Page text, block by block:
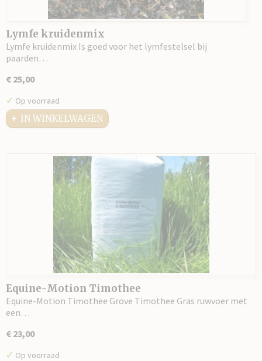
Lymfe kruidenmix
Lymfe kruidenmix Is goed voor het lymfestelsel bij
paarden…
€ 25,00
✓ Op voorraad
IN WINKELWAGEN
Equine-Motion Timothee
Equine-Motion Timothee Grove Timothee Gras ruwvoer met
een…
€ 23,00
✓ Op voorraad